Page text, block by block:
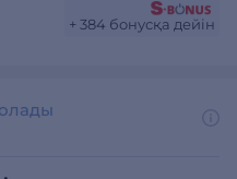
+ 384 бонусқа дейін